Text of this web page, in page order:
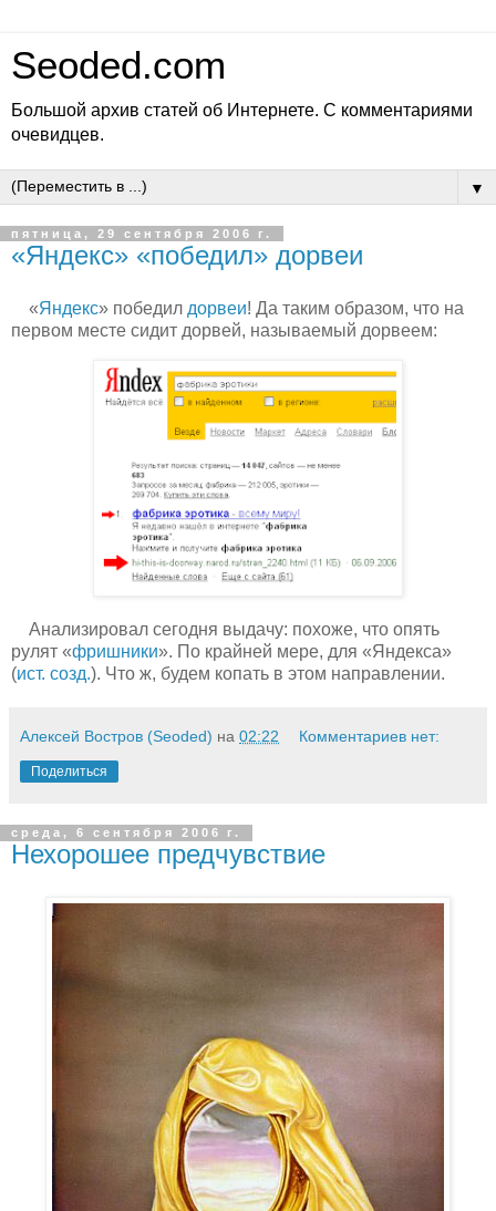
Seoded.com
Большой архив статей об Интернете. С комментариями
очевидцев.
▼
пятница, 29 сентября 2006 г.
«Яндекс» «победил» дорвеи
«Яндекс» победил дорвеи! Да таким образом, что на
первом месте сидит дорвей, называемый дорвеем:
Анализировал сегодня выдачу: похоже, что опять
рулят «фришники». По крайней мере, для «Яндекса»
(ист. созд.). Что ж, будем копать в этом направлении.
Алексей Востров (Seoded) на 02:22 Комментариев нет:
Поделиться
среда, 6 сентября 2006 г.
Нехорошее предчувствие